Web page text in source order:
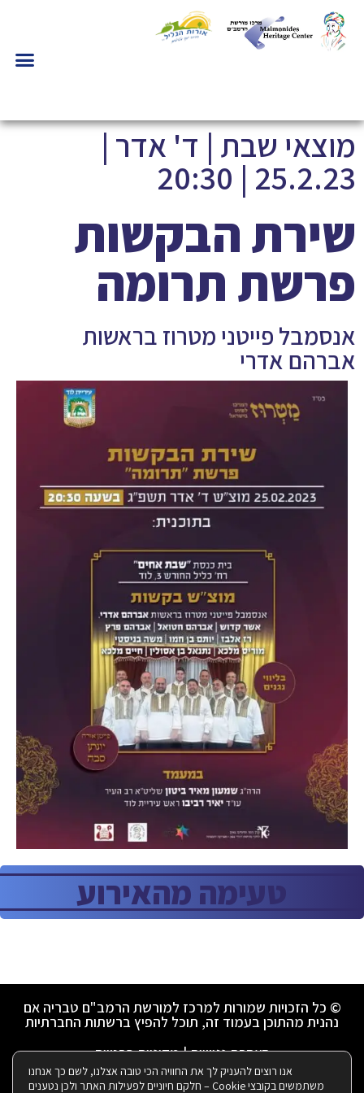
מוצאי שבת | ד' אדר |
25.2.23 | 20:30
שירת הבקשות
פרשת תרומה
אנסמבל פייטני מטרוז בראשות
אברהם אדרי
טעימה מהאירוע
© כל הזכויות שמורות למרכז למורשת הרמב"ם טבריה אם
נהנית מהתוכן בעמוד זה, תוכל להפיץ ברשתות החברתיות
הצהרת נגישות|מדיניות פרטיות
אנו רוצים להעניק לך את החוויה הכי טובה אצלנו, לשם כך אנחנו
משתמשים בקובצי Cookie – חלקם חיוניים לפעילות האתר ולכן נטענים